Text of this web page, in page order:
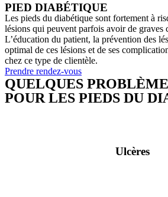
PIED DIABÉTIQUE
Les pieds du diabétique sont fortement à
lésions qui peuvent parfois avoir de graves
L’éducation du patient, la prévention des
optimal de ces lésions et de ses
chez ce type de clientèle.
Prendre rendez-vous
QUELQUES
POUR LES PIEDS DU
Ulcères